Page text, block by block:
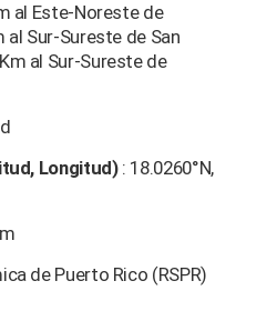
al Este-Noreste de
al Sur-Sureste de San
al Sur-Sureste de
Longitud): 18.0260°N,
de Puerto Rico (RSPR)